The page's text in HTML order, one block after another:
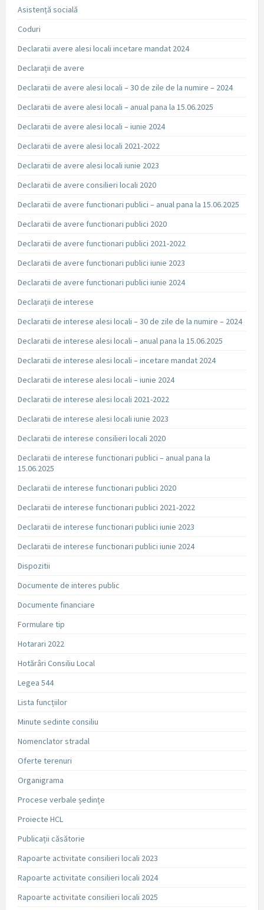
Asistență socială
Coduri
Declaratii avere alesi locali incetare mandat 2024
Declarații de avere
Declaratii de avere alesi locali – 30 de zile de la numire – 2024
Declaratii de avere alesi locali – anual pana la 15.06.2025
Declaratii de avere alesi locali – iunie 2024
Declaratii de avere alesi locali 2021-2022
Declaratii de avere alesi locali iunie 2023
Declaratii de avere consilieri locali 2020
Declaratii de avere functionari publici – anual pana la 15.06.2025
Declaratii de avere functionari publici 2020
Declaratii de avere functionari publici 2021-2022
Declaratii de avere functionari publici iunie 2023
Declaratii de avere functionari publici iunie 2024
Declarații de interese
Declaratii de interese alesi locali – 30 de zile de la numire – 2024
Declaratii de interese alesi locali – anual pana la 15.06.2025
Declaratii de interese alesi locali – incetare mandat 2024
Declaratii de interese alesi locali – iunie 2024
Declaratii de interese alesi locali 2021-2022
Declaratii de interese alesi locali iunie 2023
Declaratii de interese consilieri locali 2020
Declaratii de interese functionari publici – anual pana la
15.06.2025
Declaratii de interese functionari publici 2020
Declaratii de interese functionari publici 2021-2022
Declaratii de interese functionari publici iunie 2023
Declaratii de interese functionari publici iunie 2024
Dispozitii
Documente de interes public
Documente financiare
Formulare tip
Hotarari 2022
Hotărâri Consiliu Local
Legea 544
Lista funcțiilor
Minute sedinte consiliu
Nomenclator stradal
Oferte terenuri
Organigrama
Procese verbale ședințe
Proiecte HCL
Publicații căsătorie
Rapoarte activitate consilieri locali 2023
Rapoarte activitate consilieri locali 2024
Rapoarte activitate consilieri locali 2025